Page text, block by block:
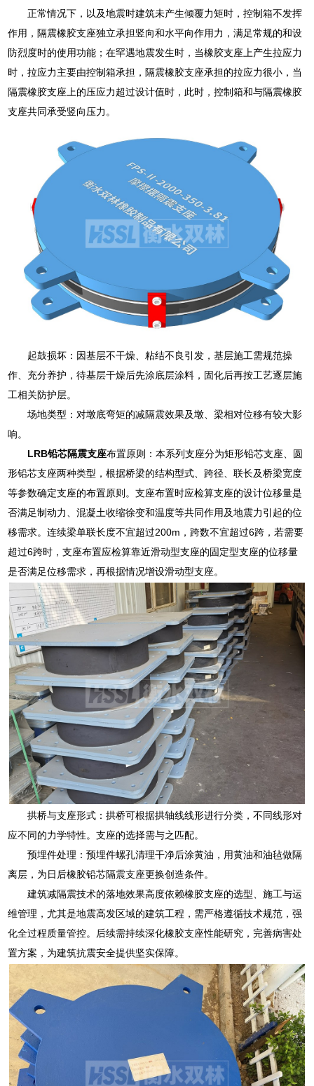
正常情况下，以及地震时建筑未产生倾覆力矩时，控制箱不发挥
作用，隔震橡胶支座独立承担竖向和水平向作用力，满足常规的和设
防烈度时的使用功能；在罕遇地震发生时，当橡胶支座上产生拉应力
时，拉应力主要由控制箱承担，隔震橡胶支座承担的拉应力很小，当
隔震橡胶支座上的压应力超过设计值时，此时，控制箱和与隔震橡胶
支座共同承受竖向压力。
起鼓损坏：因基层不干燥、粘结不良引发，基层施工需规范操
作、充分养护，待基层干燥后先涂底层涂料，固化后再按工艺逐层施
工相关防护层。
场地类型：对墩底弯矩的减隔震效果及墩、梁相对位移有较大影
响。
LRB铅芯隔震支座布置原则：本系列支座分为矩形铅芯支座、圆
形铅芯支座两种类型，根据桥梁的结构型式、跨径、联长及桥梁宽度
等参数确定支座的布置原则。支座布置时应检算支座的设计位移量是
否满足制动力、混凝土收缩徐变和温度等共同作用及地震力引起的位
移需求。连续梁单联长度不宜超过200m，跨数不宜超过6跨，若需要
超过6跨时，支座布置应检算靠近滑动型支座的固定型支座的位移量
是否满足位移需求，再根据情况增设滑动型支座。
拱桥与支座形式：拱桥可根据拱轴线线形进行分类，不同线形对
应不同的力学特性。支座的选择需与之匹配。
预埋件处理：预埋件螺孔清理干净后涂黄油，用黄油和油毡做隔
离层，为日后橡胶铅芯隔震支座更换创造条件。
建筑减隔震技术的落地效果高度依赖橡胶支座的选型、施工与运
维管理，尤其是地震高发区域的建筑工程，需严格遵循技术规范，强
化全过程质量管控。后续需持续深化橡胶支座性能研究，完善病害处
置方案，为建筑抗震安全提供坚实保障。